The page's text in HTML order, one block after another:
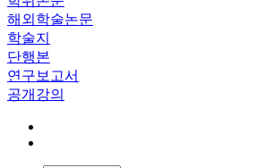
해외학술논문
학술지
단행본
연구보고서
공개강의